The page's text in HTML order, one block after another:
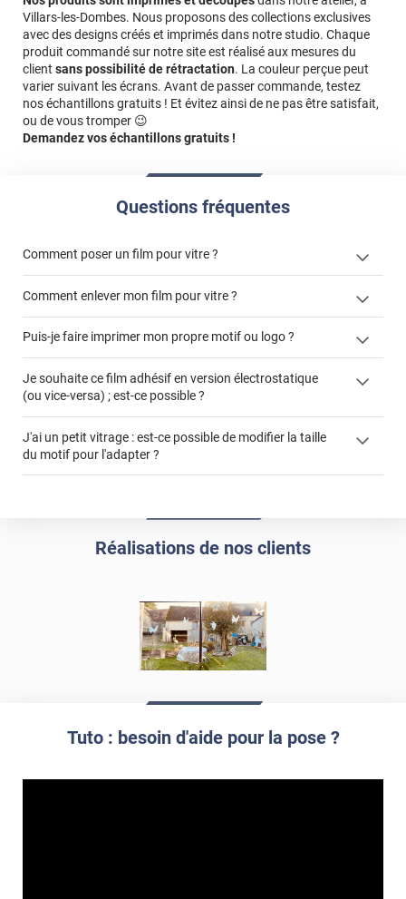
Villars-les-Dombes. Nous proposons des collections exclusives
avec des designs créés et imprimés dans notre studio. Chaque
produit commandé sur notre site est réalisé aux mesures du
client sans possibilité de rétractation. La couleur perçue peut
varier suivant les écrans. Avant de passer commande, testez
nos échantillons gratuits ! Et évitez ainsi de ne pas être satisfait,
ou de vous tromper 😉
Demandez vos échantillons gratuits !
Réalisations de nos clients
Questions fréquentes
Comment poser un film pour vitre ?
cet article
demander un devis de pose
Comment enlever mon film pour vitre ?
enlever et stocker
votre film électrostatique pour vitre
Puis-je faire imprimer mon propre motif ou logo ?
personnaliser
Je souhaite ce film adhésif en version électrostatique
(ou vice-versa) ; est-ce possible ?
J'ai un petit vitrage : est-ce possible de modifier la taille
du motif pour l'adapter ?
Tuto : besoin d'aide pour la pose ?